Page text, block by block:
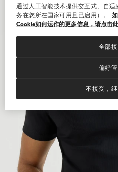
通过人工智能技术提供交互式、自适
务在您所在国家可用且已启用）。
Cookie如何运作的更多信息，请点击此
偏好管
不接受，
全部接